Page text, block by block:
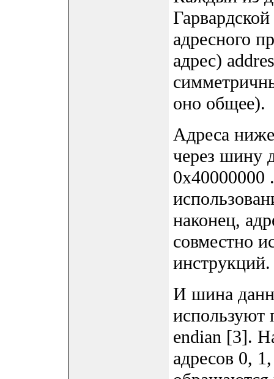
адресного
адрес)
оно общее).
Адреса
через шину
0x40000000
наконец,
совместно
инструкций.
И шина
используют
endian [3].
адресов 0,